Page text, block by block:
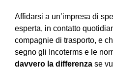
Affidarsi a un’impresa di
esperta, in contatto
compagnie di trasporto, e
segno gli Incoterms e le
davvero la differenza se